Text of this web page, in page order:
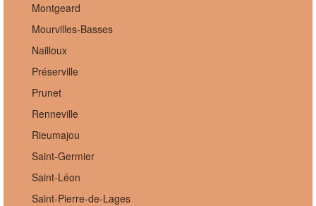
Montgeard
Mourvilles-Basses
Nailloux
Préserville
Prunet
Renneville
Rieumajou
Saint-Germier
Saint-Léon
Saint-Pierre-de-Lages